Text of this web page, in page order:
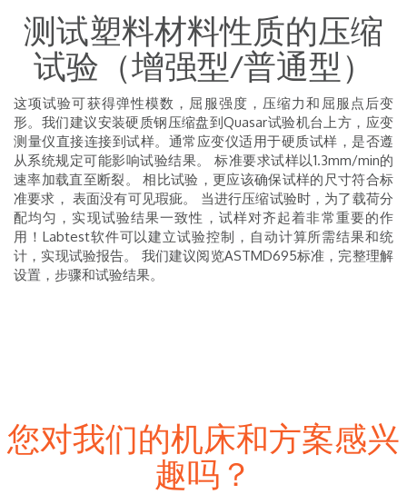
测试塑料材料性质的压缩
试验（增强型/普通型）
这项试验可获得弹性模数，屈服强度，压缩力和屈服点后变
形。我们建议安装硬质钢压缩盘到Quasar试验机台上方，应变
测量仪直接连接到试样。通常应变仪适用于硬质试样，是否遵
从系统规定可能影响试验结果。标准要求试样以1.3mm/min的
速率加载直至断裂。 相比试验，更应该确保试样的尺寸符合标
准要求， 表面没有可见瑕疵。 当进行压缩试验时，为了载荷分
配均匀，实现试验结果一致性，试样对齐起着非常重要的作
用！Labtest软件可以建立试验控制，自动计算所需结果和统
计，实现试验报告。 我们建议阅览ASTMD695标准，完整理解
设置，步骤和试验结果。
您对我们的机床和方案感兴
趣吗？